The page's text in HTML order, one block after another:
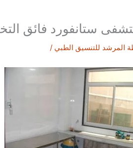
ستانفورد فائق
المرشد للتنسيق الطبي /